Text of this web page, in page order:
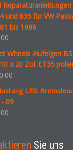
Reparaturanleitungen
und 835 für VW
bis 1986
Wheels Alufelgen
x 20 Zoll ET35
LED
09
Sie uns